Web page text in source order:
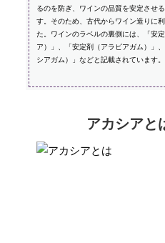
るのを防ぎ、ワインの品質を安定させ
す。そのため、古代からワイン造りに
た。ワインのラベルの裏側には、「安
ア）」、「安定剤（アラビアガム）」
シアガム）」などと記載されています。
アカシアと